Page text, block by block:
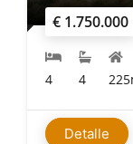
€ 1.750.000
4 4
Detalle